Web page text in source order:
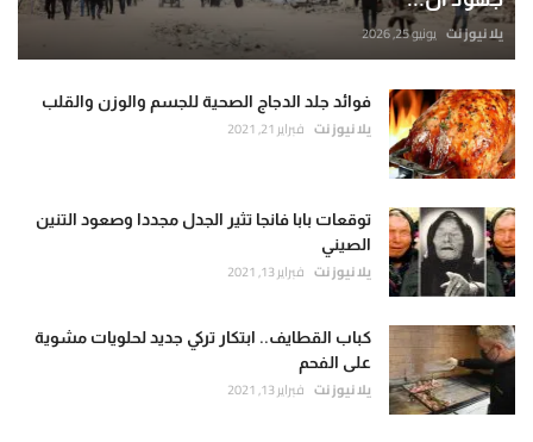
يلا نيوز نت يونيو 25, 2026
فوائد جلد الدجاج الصحية للجسم والوزن والقلب
يلا نيوز نت فبراير 21, 2021
توقعات بابا فانجا تثير الجدل مجددا وصعود التنين
الصيني
يلا نيوز نت فبراير 13, 2021
كباب القطايف.. ابتكار تركي جديد لحلويات مشوية
على الفحم
يلا نيوز نت فبراير 13, 2021